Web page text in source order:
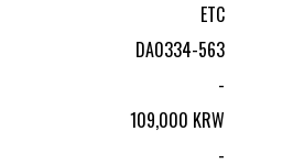
ETC
DA0334-563
-
109,000 KRW
-